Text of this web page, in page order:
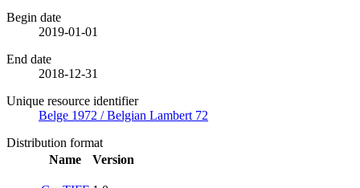
Begin date
2019-01-01
End date
2018-12-31
Unique resource identifier
Belge 1972 / Belgian Lambert 72
Distribution format
Name
Version